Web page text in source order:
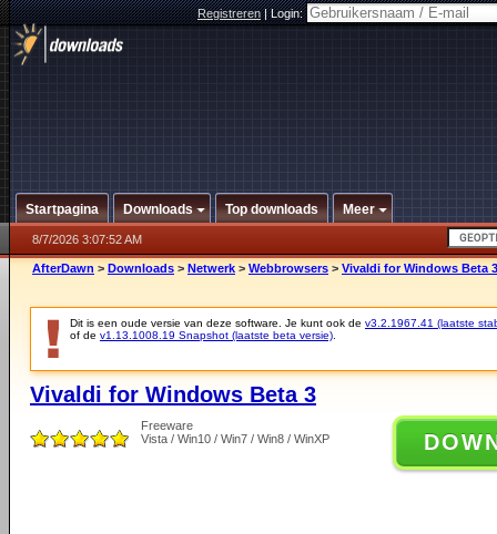
Registreren|Login:
Startpagina Downloads Top downloads Meer
8/7/2026 3:07:52 AM
AfterDawn > Downloads > Netwerk > Webbrowsers > Vivaldi for Windows Beta 3
Dit is een oude versie van deze software. Je kunt ook de v3.2.1967.41 (laatste
of de v1.13.1008.19 Snapshot (laatste beta versie)
Vivaldi for Windows Beta 3
Freeware
Vista / Win10 / Win7 / Win8 / WinXP